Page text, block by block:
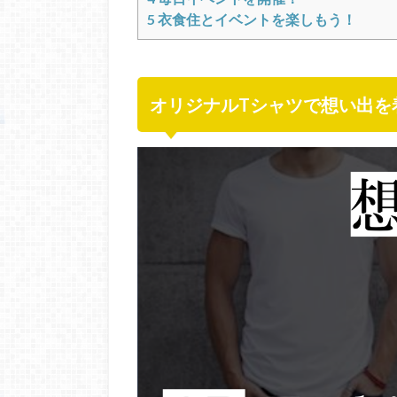
5 衣食住とイベントを楽しもう！
オリジナルTシャツで想い出を